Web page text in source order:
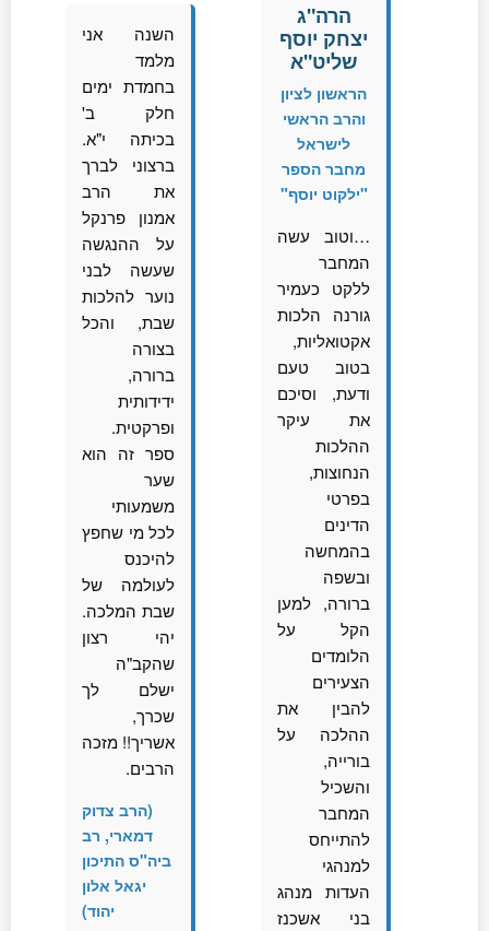
הרה"ג
יצחק יוסף
שליט"א
הראשון לציון
והרב הראשי
לישראל
מחבר הספר
"ילקוט יוסף"
…וטוב עשה
המחבר
ללקט כעמיר
גורנה הלכות
אקטואליות,
בטוב טעם
ודעת, וסיכם
את עיקר
ההלכות
הנחוצות,
בפרטי
הדינים
בהמחשה
ובשפה
ברורה, למען
הקל על
הלומדים
הצעירים
להבין את
ההלכה על
בורייה,
והשכיל
המחבר
להתייחס
למנהגי
העדות מנהג
בני אשכנז
השנה אני
מלמד
בחמדת ימים
חלק ב'
בכיתה י"א.
ברצוני לברך
את הרב
אמנון פרנקל
על ההנגשה
שעשה לבני
נוער להלכות
שבת, והכל
בצורה
ברורה,
ידידותית
ופרקטית.
ספר זה הוא
שער
משמעותי
לכל מי שחפץ
להיכנס
לעולמה של
שבת המלכה.
יהי רצון
שהקב"ה
ישלם לך
שכרך,
אשריך!! מזכה
הרבים.
(הרב צדוק
דמארי, רב
ביה"ס התיכון
יגאל אלון
יהוד)